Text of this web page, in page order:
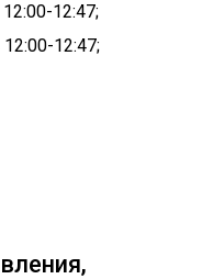
12:47;
12:47;